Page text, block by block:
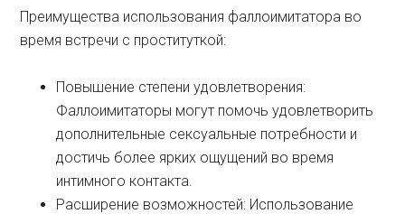
Преимущества использования фаллоимитатора во
время встречи с проституткой:
Повышение степени удовлетворения:
Фаллоимитаторы могут помочь удовлетворить
дополнительные сексуальные потребности и
достичь более ярких ощущений во время
интимного контакта.
Расширение возможностей: Использование